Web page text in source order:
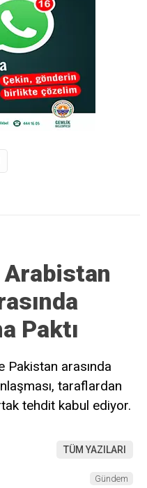
Paktı
Pakistan arasında
taraflardan
tehdit kabul ediyor.
TÜM YAZILARI
Gündem